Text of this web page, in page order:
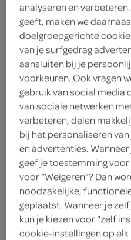
1 theelepel maizena
30 gram suiker
2 eieren
vanillestokje
500 milliliter melk
vanillestokje
1 liter melk
100 gram suiker
analyseren en
geeft, maken we
doelgroepgerichte
van je surfgedrag
aansluiten bij je
voorkeuren. Ook vragen
gebruik van social media
van sociale netwerken
verbeteren, delen
bij het personaliseren
en advertenties.
geef je toestemming voor
voor “Weigeren”? Dan
noodzakelijke,
geplaatst. Wanneer je
kun je kiezen voor “zelf
cookie-instellingen op